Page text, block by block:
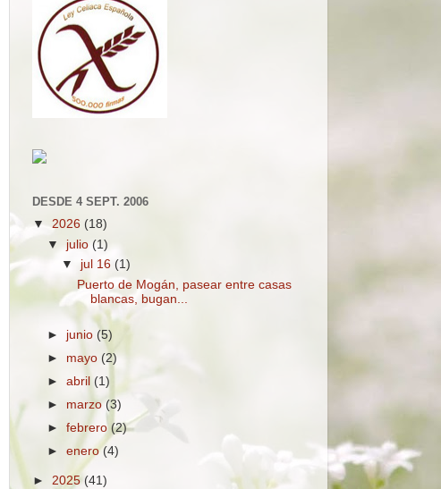
DESDE 4 SEPT. 2006
▼ 2026 (18)
▼ julio(1)
▼jul 16(1)
Puerto de Mogán, pasear entre casas
blancas, bugan...
► junio (5)
► mayo (2)
►abril(1)
► marzo (3)
►febrero(2)
►enero(4)
► 2025 (41)